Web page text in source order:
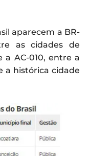
aparecem a BR-
as cidades de
a AC-010, entre a
a histórica cidade